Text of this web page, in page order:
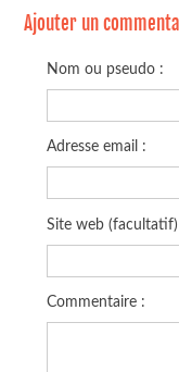
Ajouter un
Nom ou pseudo :
Adresse email :
Site web
Commentaire :